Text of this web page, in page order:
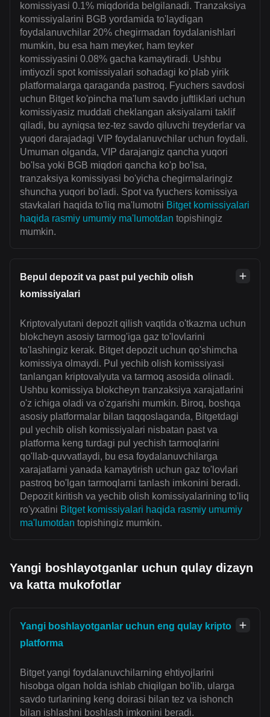
komissiyasi 0.1% miqdorida belgilanadi. Tranzaksiya
komissiyalarini BGB yordamida to'laydigan
foydalanuvchilar 20% chegirmadan foydalanishlari
mumkin, bu esa ham meyker, ham teyker
komissiyasini 0.08% gacha kamaytiradi. Ushbu
imtiyozli spot komissiyalari sohadagi ko'plab yirik
platformalarga qaraganda pastroq. Fyuchers savdosi
uchun Bitget ko'pincha ma'lum savdo juftliklari uchun
komissiyasiz muddati cheklangan aksiyalarni taklif
qiladi, bu ayniqsa tez-tez savdo qiluvchi treyderlar va
yuqori darajadagi VIP foydalanuvchilar uchun foydali.
Umuman olganda, VIP darajangiz qancha yuqori
bo'lsa yoki BGB miqdori qancha ko'p bo'lsa,
tranzaksiya komissiyasi bo'yicha chegirmalaringiz
shuncha yuqori bo'ladi. Spot va fyuchers komissiya
stavkalari haqida to'liq ma'lumotni Bitget komissiyalari
haqida rasmiy umumiy ma'lumotdan topishingiz
mumkin.
Bepul depozit va past pul yechib olish
komissiyalari
Kriptovalyutani depozit qilish vaqtida o'tkazma uchun
blokcheyn asosiy tarmog'iga gaz to'lovlarini
to'lashingiz kerak. Bitget depozit uchun qo'shimcha
komissiya olmaydi. Pul yechib olish komissiyasi
tanlangan kriptovalyuta va tarmoq asosida olinadi.
Ushbu komissiya blokcheyn tranzaksiya xarajatlarini
o'z ichiga oladi va o'zgarishi mumkin. Biroq, boshqa
asosiy platformalar bilan taqqoslaganda, Bitgetdagi
pul yechib olish komissiyalari nisbatan past va
platforma keng turdagi pul yechish tarmoqlarini
qo'llab-quvvatlaydi, bu esa foydalanuvchilarga
xarajatlarni yanada kamaytirish uchun gaz to'lovlari
pastroq bo'lgan tarmoqlarni tanlash imkonini beradi.
Depozit kiritish va yechib olish komissiyalarining to'liq
ro'yxatini Bitget komissiyalari haqida rasmiy umumiy
ma'lumotdan topishingiz mumkin.
Yangi boshlayotganlar uchun qulay dizayn
va katta mukofotlar
Yangi boshlayotganlar uchun eng qulay kripto
platforma
Bitget yangi foydalanuvchilarning ehtiyojlarini
hisobga olgan holda ishlab chiqilgan bo'lib, ularga
savdo turlarining keng doirasi bilan tez va ishonch
bilan ishlashni boshlash imkonini beradi.